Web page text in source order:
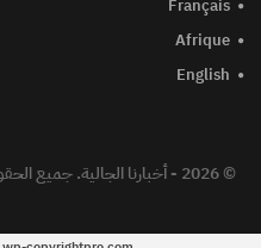
Français
Afrique
English
© 2026 - أخبارنا الجالية. جميع الحقوق محفوظة .